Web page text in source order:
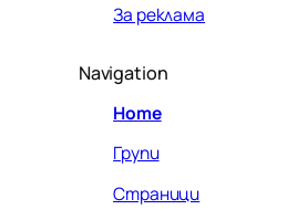
За реклама
Navigation
Home
Групи
Страници